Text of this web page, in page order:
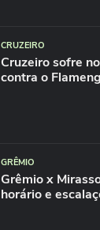
CRUZEIRO
Cruzeiro sofre
contra o
GRÊMIO
Grêmio x
horário e